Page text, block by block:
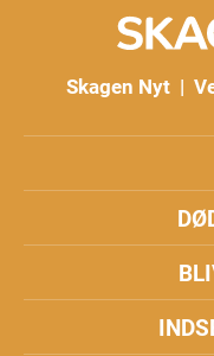
Skagen Nyt |